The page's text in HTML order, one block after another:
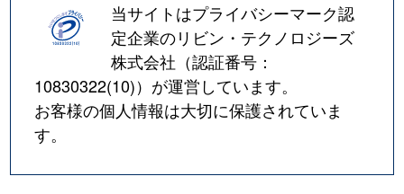
当サイトはプライバシーマーク認
定企業のリビン・テクノロジーズ
株式会社（認証番号：
10830322(10)）が運営しています。
お客様の個人情報は大切に保護されていま
す。